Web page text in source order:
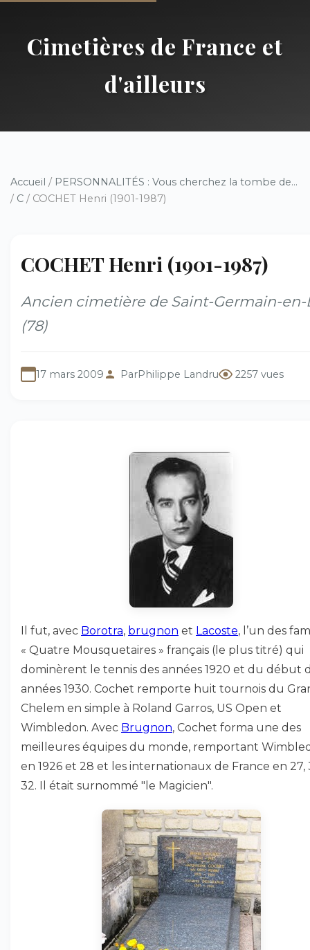
Cimetières de France et
d'ailleurs
Accueil / PERSONNALITÉS : Vous cherchez la tombe de...
/ C / COCHET Henri (1901-1987)
COCHET Henri (1901-1987)
Ancien cimetière de Saint-Germain-en-
(78)
17 mars 2009 ParPhilippe Landru 2257 vues
Il fut, avec Borotra, brugnon et Lacoste, l’un des
« Quatre Mousquetaires » français (le plus titré) qui
dominèrent le tennis des années 1920 et du début
années 1930. Cochet remporte huit tournois du
Chelem en simple à Roland Garros, US Open et
Wimbledon. Avec Brugnon, Cochet forma une des
meilleures équipes du monde, remportant
en 1926 et 28 et les internationaux de France en 27,
32. Il était surnommé "le Magicien".